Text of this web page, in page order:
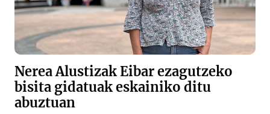
Nerea Alustizak Eibar ezagutzeko
bisita gidatuak eskainiko ditu
abuztuan